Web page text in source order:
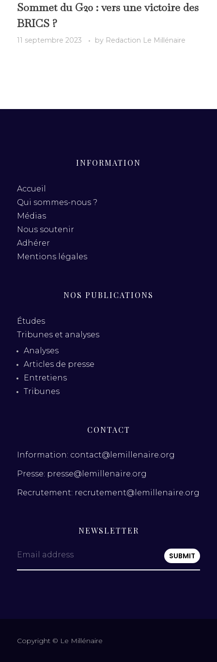
Sommet du G20 : vers une victoire des
BRICS ?
11 septembre 2023 by Redaction Le Millénaire
INFORMATION
Accueil
Qui sommes-nous ?
Médias
Nous soutenir
Adhérer
Mentions légales
NOS PUBLICATIONS
Études
Tribunes et analyses
Analyses
Articles de presse
Entretiens
Tribunes
CONTACT
Information: contact@lemillenaire.org
Presse: presse@lemillenaire.org
Recrutement: recrutement@lemillenaire.org
NEWSLETTER
Email address
Copyright © Le Millénaire